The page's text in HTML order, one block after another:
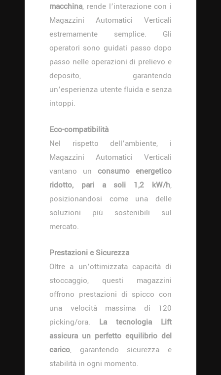
macchina, rende l’interazione con i
Magazzini Automatici Verticali
estremamente semplice. Gli
operatori sono guidati passo dopo
passo nelle operazioni di prelievo e
deposito, garantendo
un’esperienza utente fluida e senza
intoppi.
Eco-compatibilità
Nel rispetto dell’ambiente, i
Magazzini Automatici Verticali
vantano un consumo energetico
ridotto, pari a soli 1,2 kW/h,
posizionandosi come una delle
soluzioni più sostenibili sul
mercato.
Prestazioni e Sicurezza
Oltre a un’ottimizzata capacità di
stoccaggio, questi magazzini
offrono prestazioni di spicco con
una velocità massima di 120
picking/ora. La tecnologia Lift
assicura un perfetto equilibrio del
carico, garantendo sicurezza e
stabilità in ogni momento.